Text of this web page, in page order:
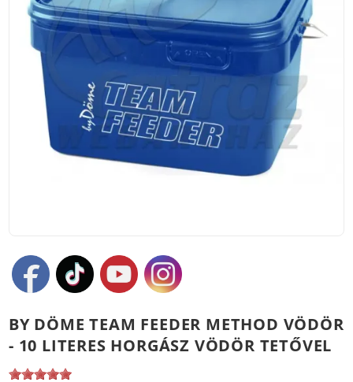
BY DÖME TEAM FEEDER METHOD VÖDÖR
- 10 LITERES HORGÁSZ VÖDÖR TETŐVEL